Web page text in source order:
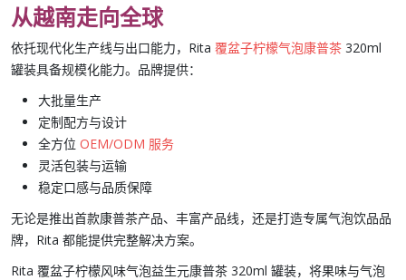
从越南走向全球
依托现代化生产线与出口能力， Rita 覆盆子柠檬气泡康普茶 320ml
罐装具备规模化能力。品牌提供：
大批量生产
定制配方与设计
全方位 OEM/ODM 服务
灵活包装与运输
稳定口感与品质保障
无论是推出首款康普茶产品、丰富产品线，还是打造专属气泡饮品品
牌， Rita 都能提供完整解决方案。
Rita 覆盆子柠檬风味气泡益生元康普茶 320ml 罐装，将果味与气泡